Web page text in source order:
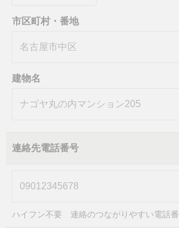
市区町村・番地
建物名
連絡先電話番号
ハイフン不要 連絡のつながりやすい電話